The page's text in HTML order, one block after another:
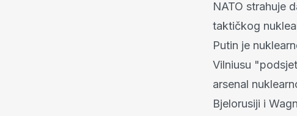
NATO strahuje
taktičkog
Putin je
Vilniusu
arsenal
Bjelorusiji i